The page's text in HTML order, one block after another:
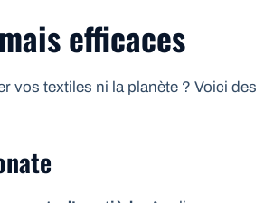
efficaces
vos textiles ni la planète ? Voici des